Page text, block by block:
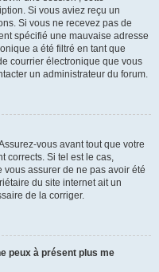
Si vous aviez reçu un
Si vous ne recevez pas de
spécifié une mauvaise adresse
a été filtré en tant que
courrier électronique que vous
un administrateur du forum.
vous avant tout que votre
corrects. Si tel est le cas,
assurer de ne pas avoir été
du site internet ait un
de la corriger.
peux à présent plus me